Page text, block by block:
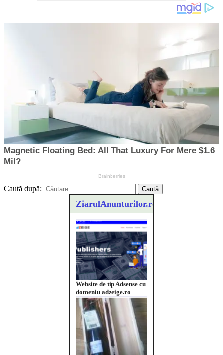
Caută după:
ZiarulAnunturilor.ro
Website de tip Adsense cu
domeniu adzeige.ro